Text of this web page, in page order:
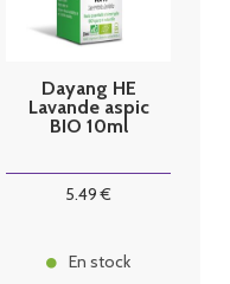
Dayang HE
Lavande aspic
BIO 10ml
5.49 €
En stock